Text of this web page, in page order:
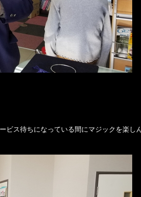
ビス待ちになっている間にマジックを楽し